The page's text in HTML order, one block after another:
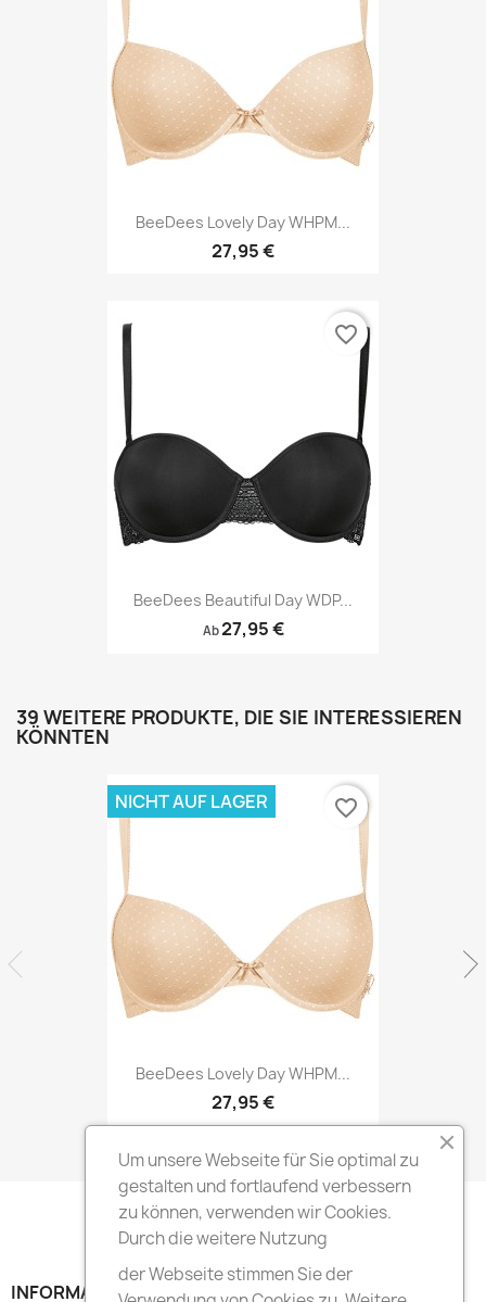
BeeDees Lovely Day WHPM...
27,95 €
BeeDees Beautiful Day WDP...
Ab27,95 €
favorite_border
39 WEITERE PRODUKTE, DIE SIE INTERESSIEREN
KÖNNTEN
BeeDees Lovely Day WHPM...
27,95 €
NICHT AUF LAGER favorite_border
INFORMATION
Um unsere Webseite für Sie optimal zu
gestalten und fortlaufend verbessern
zu können, verwenden wir Cookies.
Durch die weitere Nutzung
der Webseite stimmen Sie der